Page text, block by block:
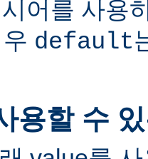
어를 사용
default
용할 수